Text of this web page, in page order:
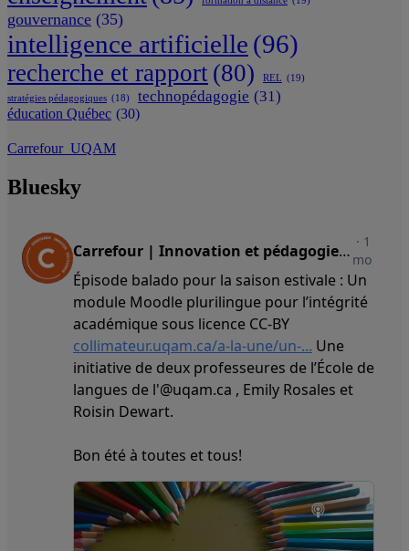
gouvernance (35)
intelligence artificielle (96)
recherche et rapport (80) REL (19)
stratégies pédagogiques (18) technopédagogie (31)
éducation Québec (30)
Carrefour_UQAM
Bluesky